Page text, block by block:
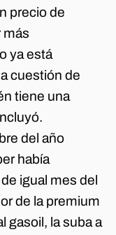
precio de
más
ya está
cuestión de
tiene una
del año
había
igual mes del
de la premium
gasoil, la suba a